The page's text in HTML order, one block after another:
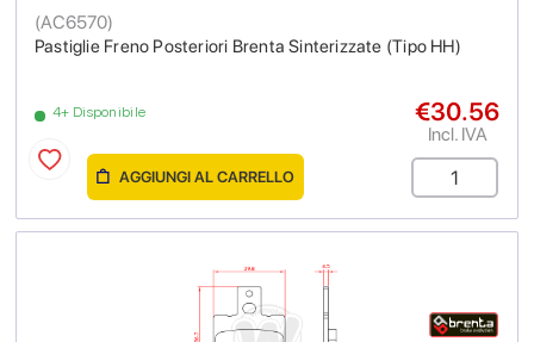
Pastiglie Freno Posteriori Brenta Sinterizzate (Tipo HH)
(AC6570)
4+ Disponibile €30.56
Incl. IVA
AGGIUNGI AL CARRELLO